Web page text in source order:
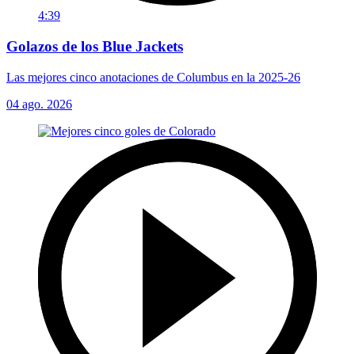
4:39
Golazos de los Blue Jackets
Las mejores cinco anotaciones de Columbus en la 2025-26
04 ago. 2026